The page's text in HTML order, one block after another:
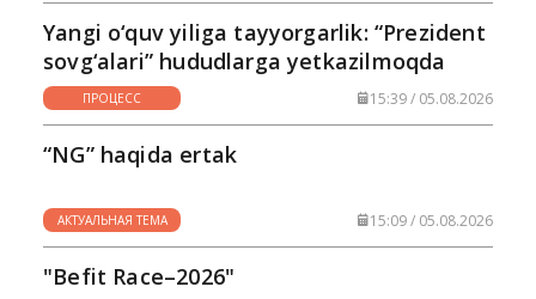
Yangi o‘quv yiliga tayyorgarlik: “Prezident
sovg‘alari” hududlarga yetkazilmoqda
ПРОЦЕСС 15:39 / 05.08.2026
“NG” haqida ertak
АКТУАЛЬНАЯ ТЕМА 15:09 / 05.08.2026
"Befit Race–2026"